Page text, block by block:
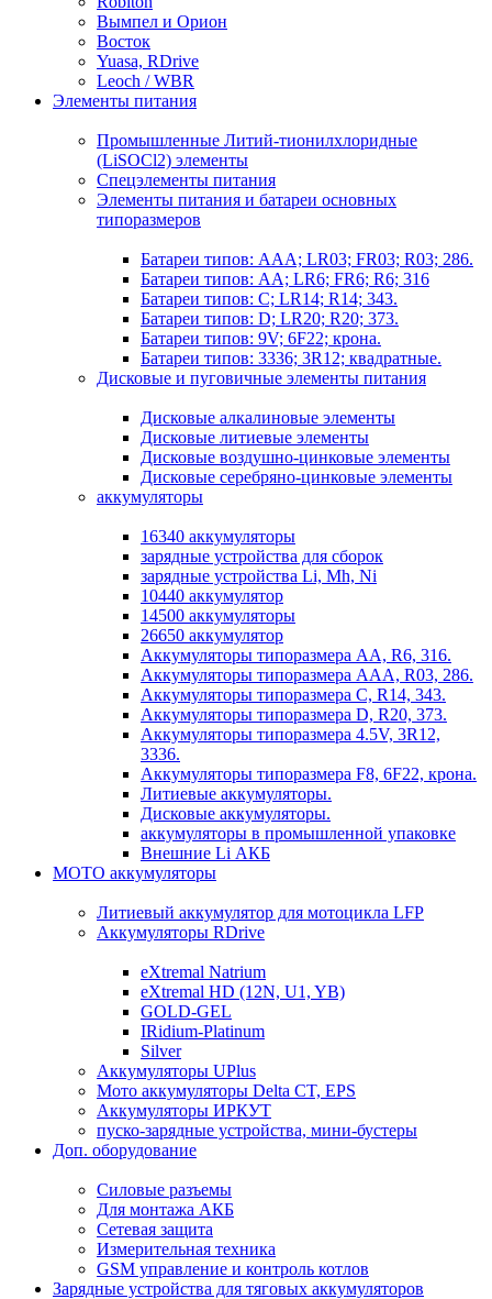
Вымпел и Орион
Восток
Yuasa, RDrive
Leoch / WBR
Элементы питания
Промышленные Литий-тионилхлоридные
(LiSOCl2) элементы
Спецэлементы питания
Элементы питания и батареи основных
типоразмеров
Батареи типов: AAA; LR03; FR03; R03; 286.
Батареи типов: AA; LR6; FR6; R6; 316
Батареи типов: C; LR14; R14; 343.
Батареи типов: D; LR20; R20; 373.
Батареи типов: 9V; 6F22; крона.
Батареи типов: 3336; 3R12; квадратные.
Дисковые и пуговичные элементы питания
Дисковые алкалиновые элементы
Дисковые литиевые элементы
Дисковые воздушно-цинковые элементы
Дисковые серебряно-цинковые элементы
аккумуляторы
16340 аккумуляторы
зарядные устройства для сборок
зарядные устройства Li, Mh, Ni
10440 аккумулятор
14500 аккумуляторы
26650 аккумулятор
Аккумуляторы типоразмера АА, R6, 316.
Аккумуляторы типоразмера ААА, R03, 286.
Аккумуляторы типоразмера С, R14, 343.
Аккумуляторы типоразмера D, R20, 373.
Аккумуляторы типоразмера 4.5V, 3R12,
3336.
Аккумуляторы типоразмера F8, 6F22, крона.
Литиевые аккумуляторы.
Дисковые аккумуляторы.
аккумуляторы в промышленной упаковке
Внешние Li АКБ
МОТО аккумуляторы
Литиевый аккумулятор для мотоцикла LFP
Аккумуляторы RDrive
eXtremal Natrium
eXtremal HD (12N, U1, YB)
GOLD-GEL
IRidium-Platinum
Silver
Аккумуляторы UPlus
Мото аккумуляторы Delta CT, EPS
Аккумуляторы ИРКУТ
пуско-зарядные устройства, мини-бустеры
Доп. оборудование
Силовые разъемы
Для монтажа АКБ
Сетевая защита
Измерительная техника
GSM управление и контроль котлов
Зарядные устройства для тяговых аккумуляторов